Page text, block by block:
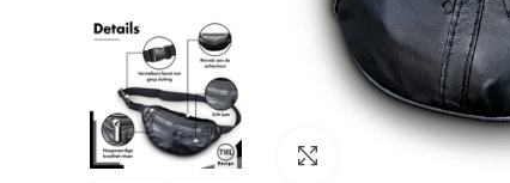
Klik om te vergroten